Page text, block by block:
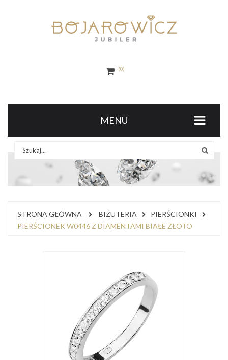
0
MENU
STRONA GŁÓWNA BIŻUTERIA
PIERŚCIONKI
PIERŚCIONEK W0446 Z DIAMENTAMI BIAŁE ZŁOTO